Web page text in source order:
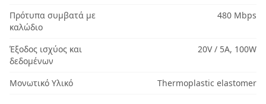
Πρότυπα συμβατά με
καλώδιο
480 Mbps
Έξοδος ισχύος και
δεδομένων
20V / 5A, 100W
Μονωτικό Υλικό Thermoplastic elastomer